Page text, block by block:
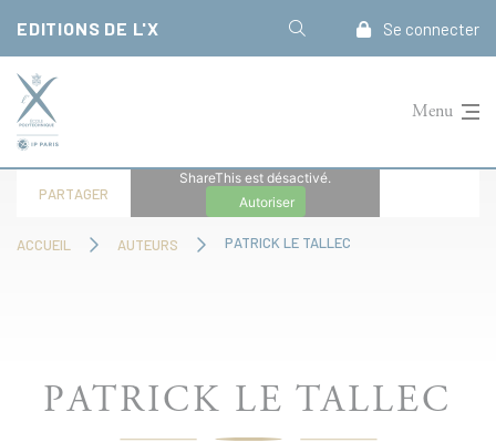
EDITIONS DE L'X Se connecter
Menu
ACCUEIL AUTEURS PATRICK LE TALLEC
PARTAGER
ShareThis est désactivé.
Autoriser
PATRICK LE TALLEC